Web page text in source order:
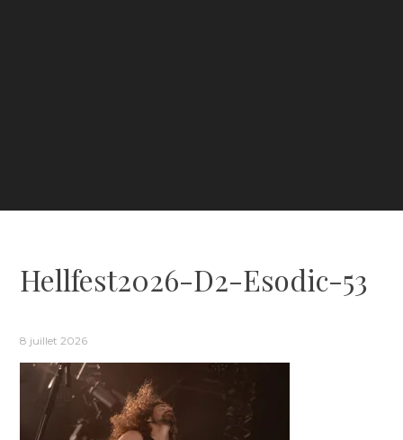
Hellfest2026-D2-Esodic-53
8 juillet 2026